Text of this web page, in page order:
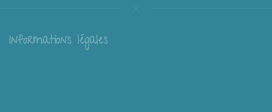
Informations légales